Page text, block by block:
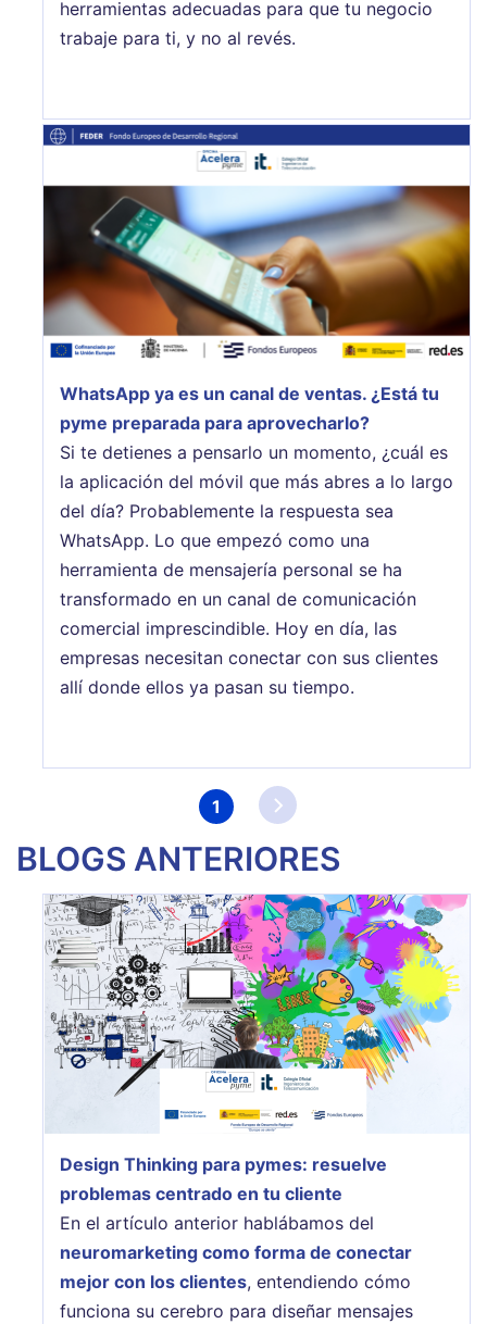
herramientas adecuadas para que tu negocio
trabaje para ti, y no al revés.
WhatsApp ya es un canal de ventas. ¿Está tu
pyme preparada para aprovecharlo?
Si te detienes a pensarlo un momento, ¿cuál es
la aplicación del móvil que más abres a lo largo
del día? Probablemente la respuesta sea
WhatsApp. Lo que empezó como una
herramienta de mensajería personal se ha
transformado en un canal de comunicación
comercial imprescindible. Hoy en día, las
empresas necesitan conectar con sus clientes
allí donde ellos ya pasan su tiempo.
Página
1
BLOGS ANTERIORES
Design Thinking para pymes: resuelve
problemas centrado en tu cliente
En el artículo anterior hablábamos del
neuromarketing como forma de conectar
mejor con los clientes, entendiendo cómo
funciona su cerebro para diseñar mensajes